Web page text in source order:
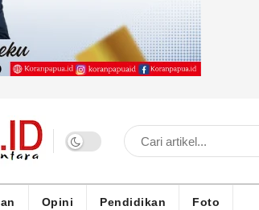
Opini Pendidikan Foto